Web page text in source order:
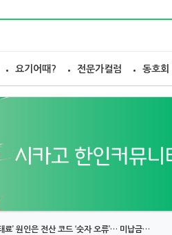
요기어때? 전문가컬럼 동호회
료’ 원인은 전산 코드 ‘숫자 오류’… 미납금…